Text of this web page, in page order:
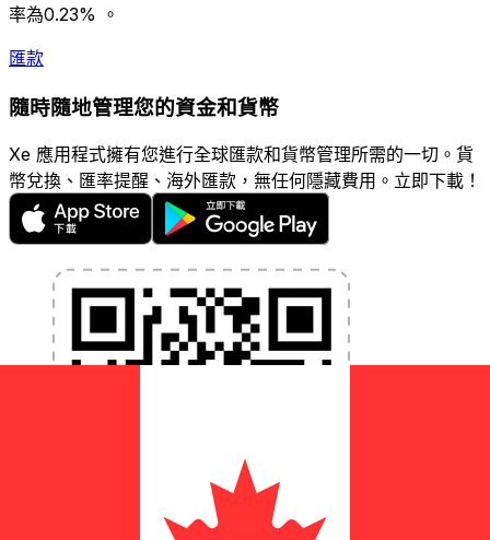
率為0.23% 。
匯款
隨時隨地管理您的資金和貨幣
Xe 應用程式擁有您進行全球匯款和貨幣管理所需的一切。貨
幣兌換、匯率提醒、海外匯款，無任何隱藏費用。立即下載！